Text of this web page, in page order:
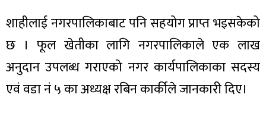
शाहीलाई नगरपालिकाबाट पनि सहयोग प्राप्त भइसकेको
छ । फूल खेतीका लागि नगरपालिकाले एक लाख
अनुदान उपलब्ध गराएको नगर कार्यपालिकाका सदस्य
एवं वडा नं ५ का अध्यक्ष रबिन कार्कीले जानकारी दिए।